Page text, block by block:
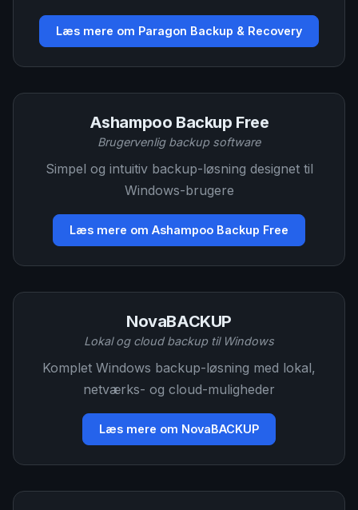
Læs mere om Paragon Backup & Recovery
Ashampoo Backup Free
Brugervenlig backup software
Simpel og intuitiv backup-løsning designet til
Windows-brugere
Læs mere om Ashampoo Backup Free
NovaBACKUP
Lokal og cloud backup til Windows
Komplet Windows backup-løsning med lokal,
netværks- og cloud-muligheder
Læs mere om NovaBACKUP